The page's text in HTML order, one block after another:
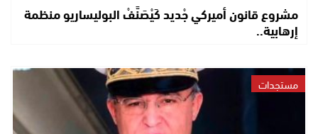
مشروع قانون أميركي جْديد كَيْصَنَّفْ البوليساريو منظمة
إرهابية..
مستجدات